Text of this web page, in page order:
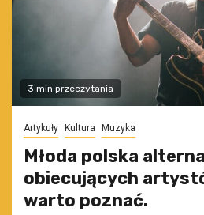
3 min przeczytania
Artykuły Kultura Muzyka
Młoda polska
obiecujących
warto poznać.